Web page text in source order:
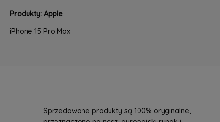
Produkty: Apple
iPhone 15 Pro Max
Sprzedawane produkty są 100% oryginalne,